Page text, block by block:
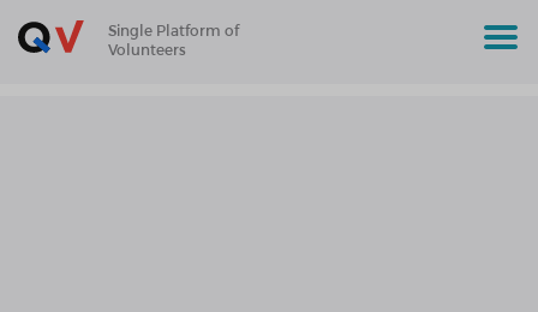
Single Platform of
Volunteers